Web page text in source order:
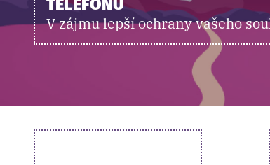
TELEFONU
V zájmu lepší ochrany vašeho